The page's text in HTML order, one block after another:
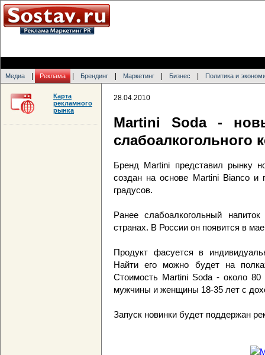
Медиа Реклама Брендинг Маркетинг Бизнес Политика и
28.04.2010
Martini Soda -
слабоалкогольного
Бренд Martini представил рынку
создан на основе Martini Bianco и
градусов.
Ранее слабоалкогольный
странах. В России он появится в
Продукт фасуется в
Найти его можно будет на
Стоимость Martini Soda - около
мужчины и женщины 18-35 лет с
Запуск новинки будет поддержан
Карта
рекламного
рынка